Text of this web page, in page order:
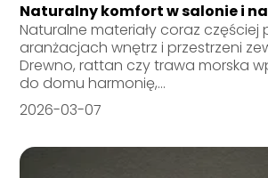
Naturalny komfort w salonie i
Naturalne materiały coraz częściej
aranżacjach wnętrz i przestrzeni
Drewno, rattan czy trawa morska
do domu harmonię,...
2026-03-07